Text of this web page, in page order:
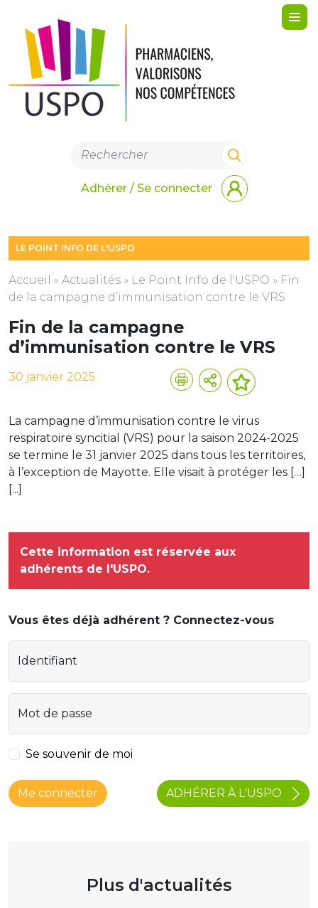
Adhérer / Se connecter
LE POINT INFO DE L'USPO
Accueil » Actualités » Le Point Info de l'USPO » Fin
de la campagne d’immunisation contre le VRS
Fin de la campagne
d’immunisation contre le VRS
30 janvier 2025
La campagne d’immunisation contre le virus
respiratoire syncitial (VRS) pour la saison 2024-2025
se termine le 31 janvier 2025 dans tous les territoires,
à l’exception de Mayotte. Elle visait à protéger les […]
[...]
Cette information est réservée aux
adhérents de l'USPO.
Vous êtes déjà adhérent ? Connectez-vous
Identifiant
Mot de passe
Se souvenir de moi
Me connecter ADHÉRER À L'USPO
Plus d'actualités